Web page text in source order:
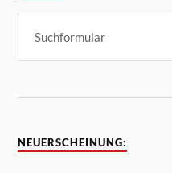
NEUERSCHEINUNG: